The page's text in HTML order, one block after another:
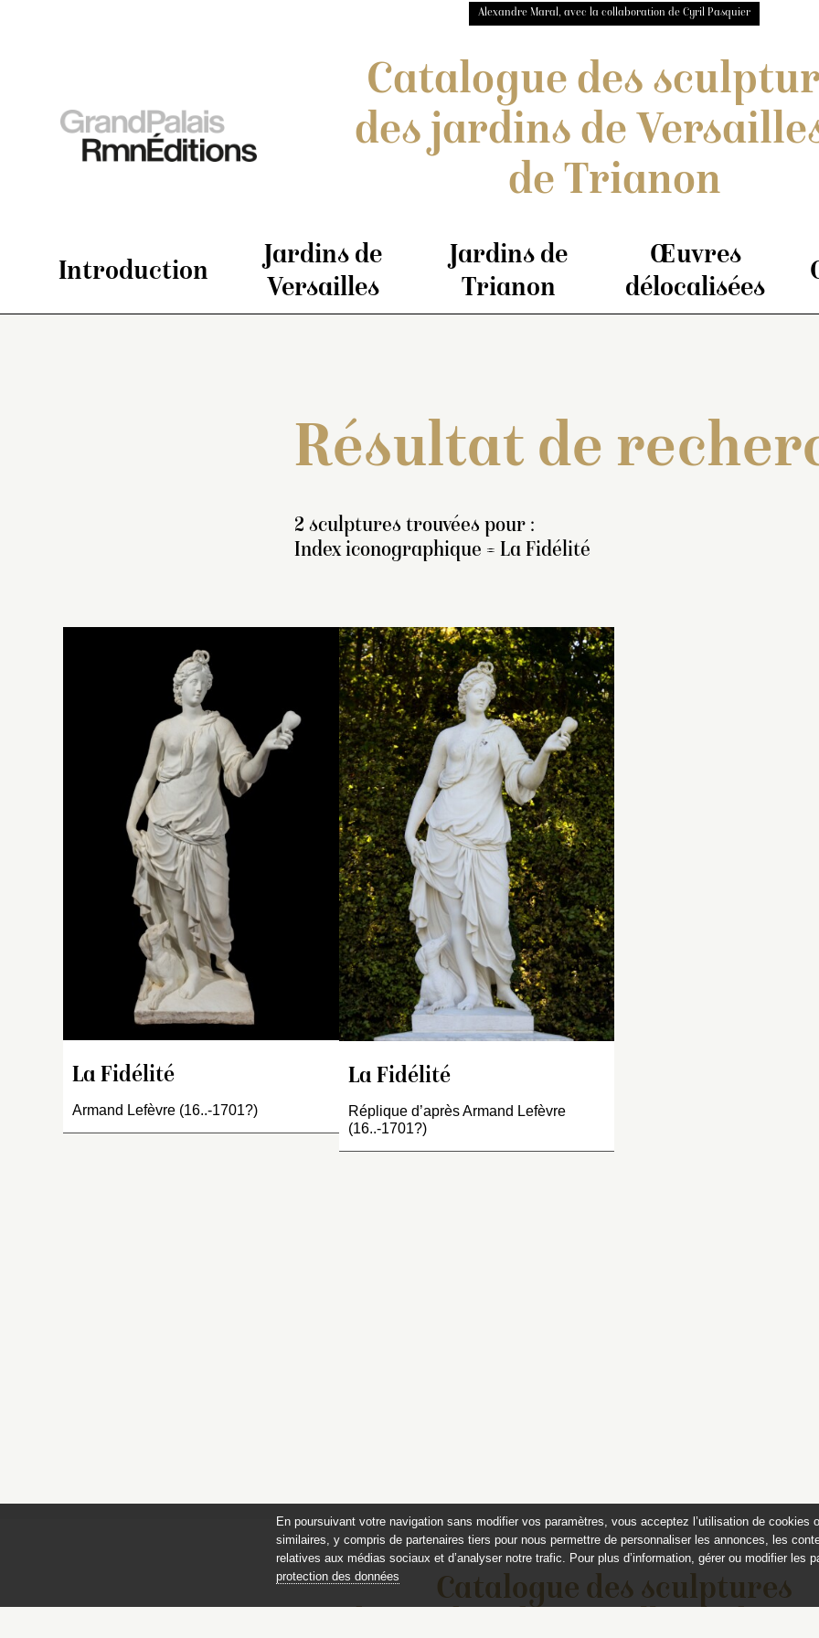
Alexandre Maral, avec la collaboration de Cyril Pasquier
Catalogue des
des jardins de
de Trianon
Introduction
Jardins de
Versailles
Jardins de
Trianon
Œuvres
délocalisées
Résultat de
2 sculptures trouvées pour :
Index iconographique = La Fidélité
La Fidélité
Armand Lefèvre (16..-1701?)
Inventaire de 1707 : « Une
statue de marbre blanc, en
pied, représentantla
Fidélité, sous la figure d’une
femme ayant une tresse de
cheveux nouez sur la teste.
Elle tient de la main
gauche, à demie levée, un
cœur, qu’elle regarde, et, de
la droite, soutient une
draperie dont elle est toute
couverte, à la réserve de la
mamelle, de l’espaulle et du
bras droit qui sont nuds. à
côté du pied droit, il y a un
chien qui la regarde. Cette
pouces. Fait par…
La Fidélité
Réplique d’après Armand Lefèvre
(16..-1701?)
Catalogue des sculptures
En poursuivant votre navigation sans modifier vos paramètres, vous acceptez l’utilisation de cookies
similaires, y compris de partenaires tiers pour nous permettre de personnaliser les annonces, les
relatives aux médias sociaux et d’analyser notre trafic. Pour plus d’information, gérer ou modifier les
protection des données